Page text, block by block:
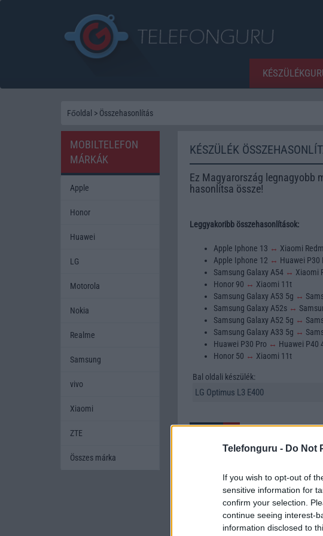
Telefonguru - Do Not
If you wish to opt-out of
sensitive information for
confirm your selection.
continue seeing interest-
information disclosed to
Főoldal > Összehasonlítás
KÉSZÜLÉK
Ez Magyarország legnagyobb
hasonlítsa össze!
Leggyakoribb összehasonlítások:
Apple Iphone 13 ↔ Xiaomi
Apple Iphone 12 ↔ Huawei P30
Samsung Galaxy A54 ↔ Xiaomi
Honor 90 ↔ Xiaomi 11t
Samsung Galaxy A53 5g ↔
Samsung Galaxy A52s ↔
Samsung Galaxy A52 5g ↔
Samsung Galaxy A33 5g ↔
Huawei P30 Pro ↔ Huawei P40
Honor 50 ↔ Xiaomi 11t
Bal oldali készülék:
A mobiltelefonok kiválasztása és
készüléket szeretnének vásárolni. A
amikor két készüléket hasonlítunk
mobiltelefont, és segítünk megtalálni
MOBILTELEFON
MÁRKÁK
Apple
Honor
Huawei
LG
Motorola
Nokia
Realme
Samsung
vivo
Xiaomi
ZTE
Összes márka